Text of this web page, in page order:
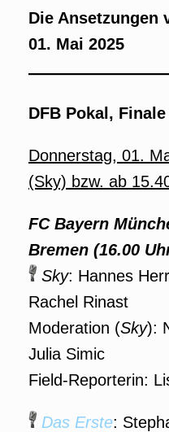
Die Ansetzungen
01. Mai 2025
DFB Pokal,
Donnerstag, 01.
(Sky) bzw. ab
FC Bayern
Bremen (16.00
Sky: Hannes
Rachel Rinast
Moderation (Sky):
Julia Simic
Field-Reporterin:
Das Erste: